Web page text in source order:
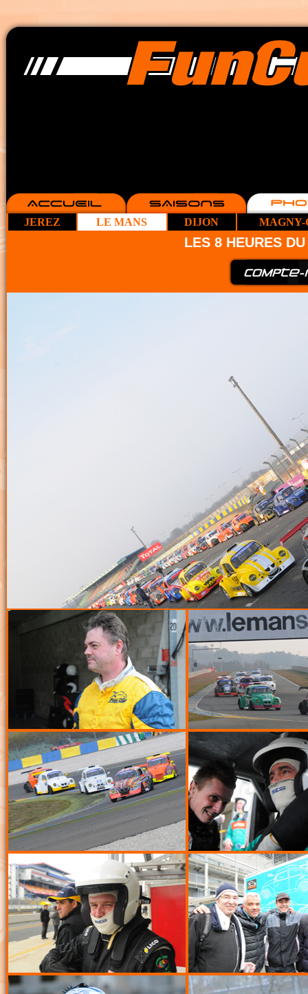
JEREZ LE MANS DIJON MAGNY-
LES 8 HEURES